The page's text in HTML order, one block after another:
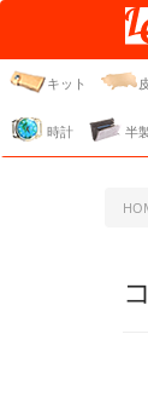
キット
時計 半